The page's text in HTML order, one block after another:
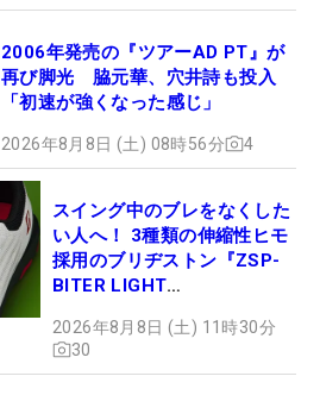
2006年発売の『ツアーAD PT』が
再び脚光 脇元華、穴井詩も投入
「初速が強くなった感じ」
2026年8月8日 (土) 08時56分 4
スイング中のブレをなくした
い人へ！ 3種類の伸縮性ヒモ
採用のブリヂストン『ZSP-
BITER LIGHT
ュー
2026年8月8日 (土) 11時30分
30